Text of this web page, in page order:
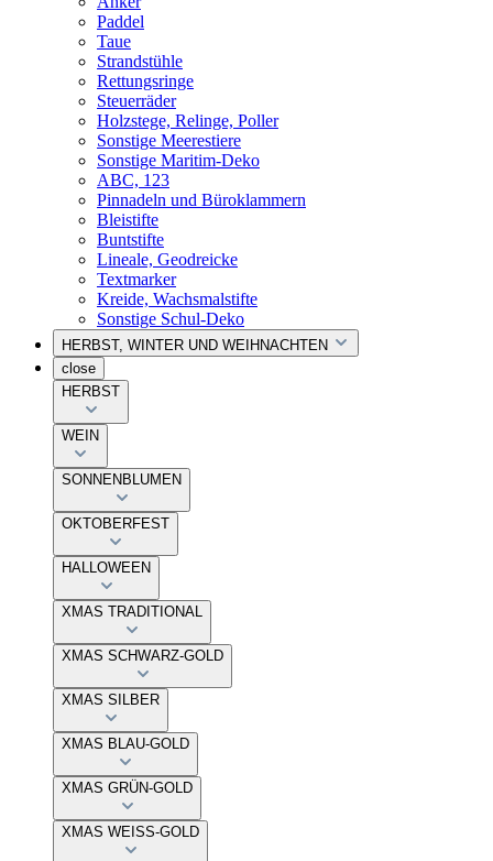
Paddel
Taue
Strandstühle
Rettungsringe
Steuerräder
Holzstege, Relinge, Poller
Sonstige Meerestiere
Sonstige Maritim-Deko
ABC, 123
Pinnadeln und Büroklammern
Bleistifte
Buntstifte
Lineale, Geodreicke
Textmarker
Kreide, Wachsmalstifte
Sonstige Schul-Deko
HERBST, WINTER UND WEIHNACHTEN
close
HERBST
WEIN
SONNENBLUMEN
OKTOBERFEST
HALLOWEEN
XMAS TRADITIONAL
XMAS SCHWARZ-GOLD
XMAS SILBER
XMAS BLAU-GOLD
XMAS GRÜN-GOLD
XMAS WEISS-GOLD